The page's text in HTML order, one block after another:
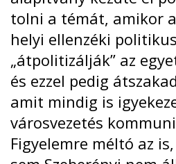
tolni a témát, amikor
helyi ellenzéki
„átpolitizálják” az
és ezzel pedig
amit mindig is
városvezetés
Figyelemre méltó az